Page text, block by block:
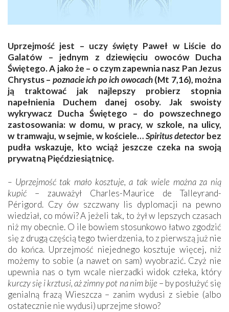
Uprzejmość jest – uczy święty Paweł w Liście do
Galatów – jednym z dziewięciu owoców Ducha
Świętego. A jako że – o czym zapewnia nasz Pan Jezus
Chrystus – poznacie ich po ich owocach(Mt 7,16), można
ją traktować jak najlepszy probierz stopnia
napełnienia Duchem danej osoby. Jak swoisty
wykrywacz Ducha Świętego – do powszechnego
zastosowania: w domu, w pracy, w szkole, na ulicy,
w tramwaju, w sejmie, w kościele…Spiritus detectorbez
pudła wskazuje, kto wciąż jeszcze czeka na swoją
prywatną Pięćdziesiątnicę.
– Uprzejmość tak mało kosztuje, a tak wiele można za nią
kupić – zauważył Charles-Maurice de Talleyrand-
Périgord. Czy ów szczwany lis dyplomacji na pewno
wiedział, co mówi? A jeżeli tak, to żył w lepszych czasach
niż my obecnie. O ile bowiem stosunkowo łatwo zgodzić
się z drugą częścią tego twierdzenia, to z pierwszą już nie
do końca. Uprzejmość niejednego kosztuje więcej, niż
możemy to sobie (a nawet on sam) wyobrazić. Czyż nie
upewnia nas o tym wcale nierzadki widok człeka, który
kurczy się i krztusi, aż zimny pot na nim bije – by posłużyć się
genialną frazą Wieszcza – zanim wydusi z siebie (albo
ostatecznie nie wydusi) uprzejme słowo?